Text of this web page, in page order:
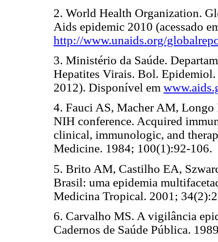
2. World Health Organization.
Aids epidemic 2010 (acessado
http://www.unaids.org/
3. Ministério da Saúde.
Hepatites Virais. Bol. Epidemiol.
2012). Disponível em
4. Fauci AS, Macher AM,
NIH conference. Acquired
clinical, immunologic, and
Medicine. 1984; 100(1):92-106.
5. Brito AM, Castilho EA,
Brasil: uma epidemia
Medicina Tropical. 2001;
6. Carvalho MS. A vigilância
Cadernos de Saúde Pública.